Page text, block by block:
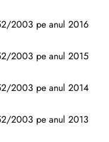
2003 pe anul 2016
2003 pe anul 2015
2003 pe anul 2014
2003 pe anul 2013